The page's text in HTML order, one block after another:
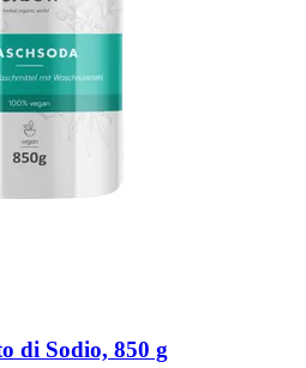
di Sodio, 850 g